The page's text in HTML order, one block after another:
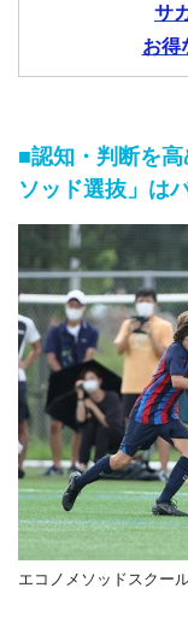
サ
お得
■認知・判断を
ソッド選抜」は
エコノメソッドスクー